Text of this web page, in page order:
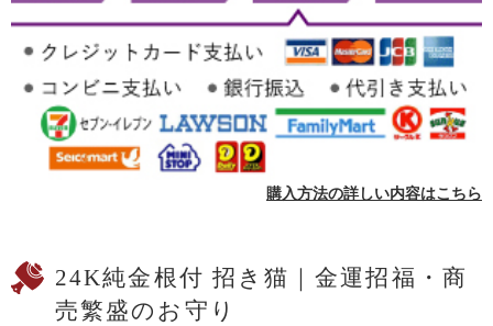
24K純金根付 招き猫｜金運招福・商
売繁盛のお守り
購入方法の詳しい内容はこちら